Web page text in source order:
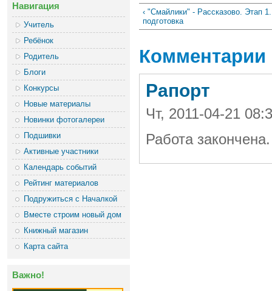
Навигация
Учитель
Ребёнок
Родитель
Блоги
Конкурсы
Новые материалы
Новинки фотогалереи
Подшивки
Активные участники
Календарь событий
Рейтинг материалов
Подружиться с Началкой
Вместе строим новый дом
Книжный магазин
Карта сайта
Важно!
‹ "Смайлики" - Рассказово. Этап
подготовка
Комментарии
Рапорт
Чт, 2011-04-21
Работа